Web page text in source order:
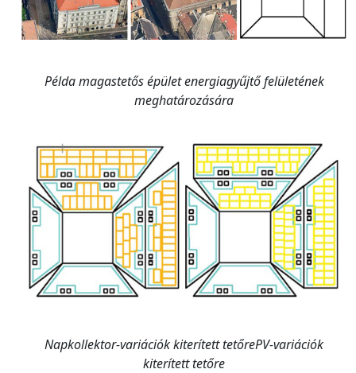
Példa magastetős épület energiagyűjtő felületének
meghatározására
Napkollektor-variációk kiterített tetőrePV-variációk
kiterített tetőre